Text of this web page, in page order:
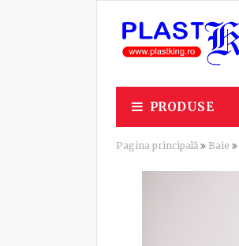
PRODUSE
Pagina principală Baie